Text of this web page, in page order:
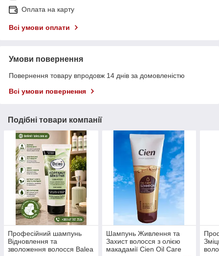
Оплата на карту
Всі умови оплати
Умови повернення
Повернення товару впродовж 14 днів за домовленістю
Всі умови повернення
Подібні товари компанії
Професійний шампунь
Відновлення та
зволоження волосся Balea
Шампунь Живлення та
Захист волосся з олією
макадамії Cien Oil Care